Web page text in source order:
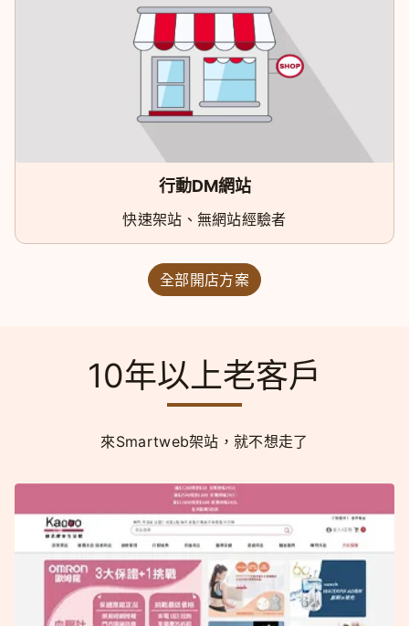
行動DM網站
快速架站、無網站經驗者
全部開店方案
10年以上老客戶
來Smartweb架站，就不想走了